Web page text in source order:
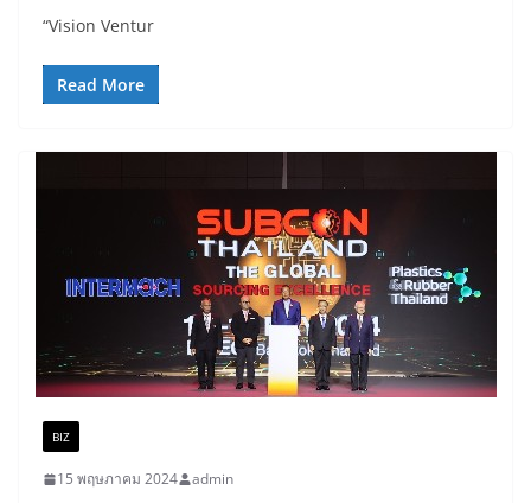
“Vision Ventur
Read More
BIZ
15 พฤษภาคม 2024 admin